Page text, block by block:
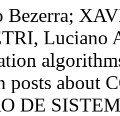
Luciano
posts about
DE